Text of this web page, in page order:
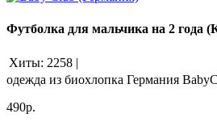
Футболка для мальчика на 2 года
Хиты: 2258 |
одежда из биохлопка Германия
490р.